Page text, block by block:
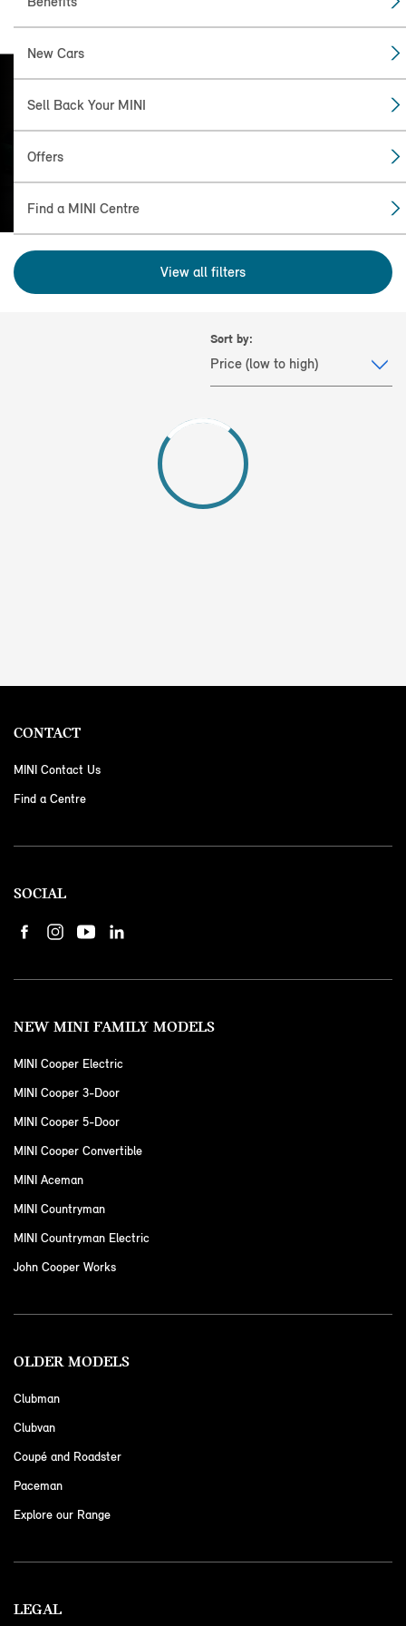
New Cars
Sell Back Your MINI
Offers
Find a MINI Centre
FIND THE
MINI FOR YOU
View all filters
Sort by:
CONTACT
MINI Contact Us
Find a Centre
SOCIAL
NEW MINI FAMILY MODELS
MINI Cooper Electric
MINI Cooper 3-Door
MINI Cooper 5-Door
MINI Cooper Convertible
MINI Aceman
MINI Countryman
MINI Countryman Electric
John Cooper Works
OLDER MODELS
Clubman
Clubvan
Coupé and Roadster
Paceman
Explore our Range
LEGAL